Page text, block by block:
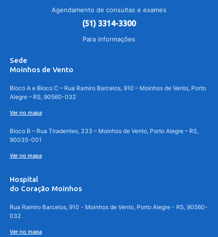
Agendamento de consultas e exames
(51) 3314-3300
Para informações
Sede
Moinhos de Vento
Bloco A e Bloco C – Rua Ramiro Barcelos, 910 – Moinhos de Vento, Porto
Alegre – RS, 90560-032
Ver no mapa
Bloco B – Rua Tiradentes, 333 – Moinhos de Vento, Porto Alegre – RS,
90035-001
Ver no mapa
Hospital
do Coração Moinhos
Rua Ramiro Barcelos, 910 - Moinhos de Vento, Porto Alegre - RS, 90560-
032
Ver no mapa